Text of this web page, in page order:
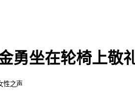
勇坐在轮椅上敬
性之声